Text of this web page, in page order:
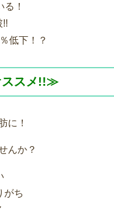
！
!!
低下！？
ススメ!!≫
に！
んか？
がち